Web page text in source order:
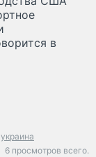
в
украина
6 просмотров всего.